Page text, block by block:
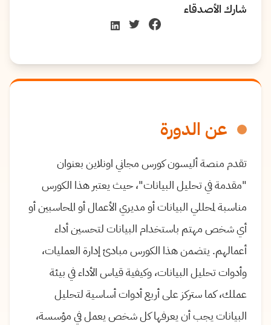
عن الدورة
تقدم منصة أليسون كورس مجاني اونلاين بعنوان
"مقدمة في تحليل البيانات"، حيث يعتبر هذا الكورس
مناسبة لمحللي البيانات أو مديري الأعمال أو المحاسبين أو
أي شخص مهتم باستخدام البيانات لتحسين أداء
أعمالهم. يتضمن هذا الكورس مبادئ إدارة العمليات،
وأدوات تحليل البيانات، وكيفية قياس الأداء في بيئة
عملك، كما ستركز على أربع أدوات أساسية لتحليل
البيانات يجب أن يعرفها كل شخص يعمل في مؤسسة،
شارك الأصدقاء